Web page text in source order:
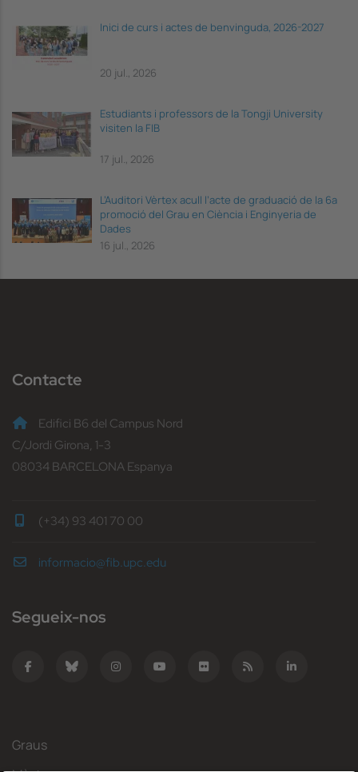
Inici de curs i actes de benvinguda, 2026-2027
20 jul., 2026
Estudiants i professors de la Tongji University
visiten la FIB
17 jul., 2026
L’Auditori Vèrtex acull l’acte de graduació de la 6a
promoció del Grau en Ciència i Enginyeria de
Dades
16 jul., 2026
Contacte
Edifici B6 del Campus Nord
C/Jordi Girona, 1-3
08034 BARCELONA Espanya
(+34) 93 401 70 00
informacio@fib.upc.edu
Segueix-nos
Graus